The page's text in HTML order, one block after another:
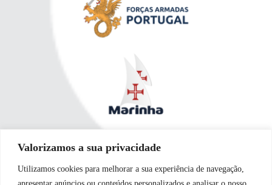
Valorizamos a sua privacidade
Utilizamos cookies para melhorar a sua experiência de navegação,
apresentar anúncios ou conteúdos personalizados e analisar o nosso